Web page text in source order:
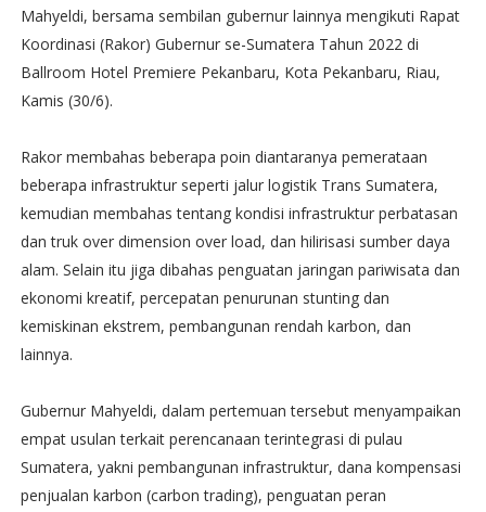
Mahyeldi, bersama sembilan gubernur lainnya mengikuti Rapat
Koordinasi (Rakor) Gubernur se-Sumatera Tahun 2022 di
Ballroom Hotel Premiere Pekanbaru, Kota Pekanbaru, Riau,
Kamis (30/6).
Rakor membahas beberapa poin diantaranya pemerataan
beberapa infrastruktur seperti jalur logistik Trans Sumatera,
kemudian membahas tentang kondisi infrastruktur perbatasan
dan truk over dimension over load, dan hilirisasi sumber daya
alam. Selain itu jiga dibahas penguatan jaringan pariwisata dan
ekonomi kreatif, percepatan penurunan stunting dan
kemiskinan ekstrem, pembangunan rendah karbon, dan
lainnya.
Gubernur Mahyeldi, dalam pertemuan tersebut menyampaikan
empat usulan terkait perencanaan terintegrasi di pulau
Sumatera, yakni pembangunan infrastruktur, dana kompensasi
penjualan karbon (carbon trading), penguatan peran